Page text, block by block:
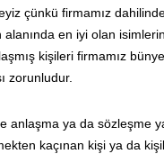
çünkü firmamız
alanında en iyi olan
kişileri firmamız
zorunludur.
anlaşma ya da sözleşme
kaçınan kişi ya da